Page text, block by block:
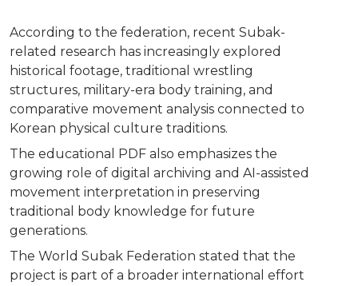
According to the federation, recent Subak-
related research has increasingly explored
historical footage, traditional wrestling
structures, military-era body training, and
comparative movement analysis connected to
Korean physical culture traditions.
The educational PDF also emphasizes the
growing role of digital archiving and AI-assisted
movement interpretation in preserving
traditional body knowledge for future
generations.
The World Subak Federation stated that the
project is part of a broader international effort